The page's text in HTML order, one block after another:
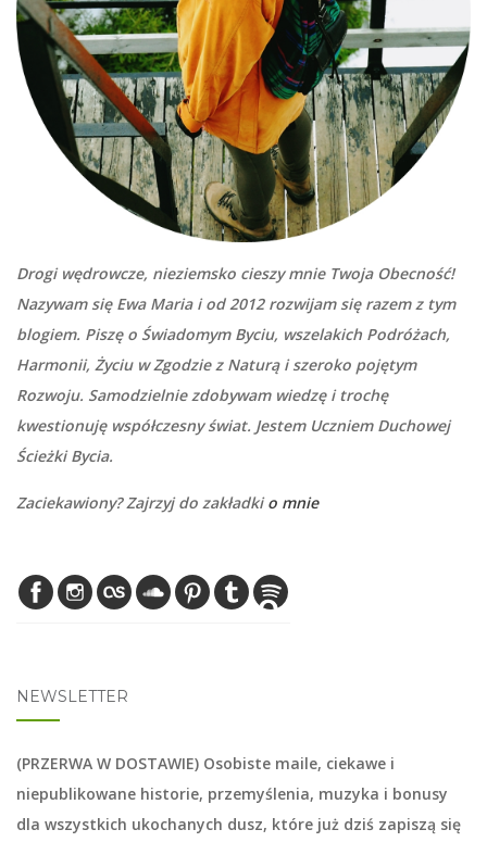
Drogi wędrowcze, nieziemsko cieszy mnie Twoja Obecność!
Nazywam się Ewa Maria i od 2012 rozwijam się razem z tym
blogiem. Piszę o Świadomym Byciu, wszelakich Podróżach,
Harmonii, Życiu w Zgodzie z Naturą i szeroko pojętym
Rozwoju. Samodzielnie zdobywam wiedzę i trochę
kwestionuję współczesny świat. Jestem Uczniem Duchowej
Ścieżki Bycia.
Zaciekawiony? Zajrzyj do zakładkio mnie
NEWSLETTER
(PRZERWA W DOSTAWIE) Osobiste maile, ciekawe i
niepublikowane historie, przemyślenia, muzyka i bonusy
dla wszystkich ukochanych dusz, które już dziś zapiszą się